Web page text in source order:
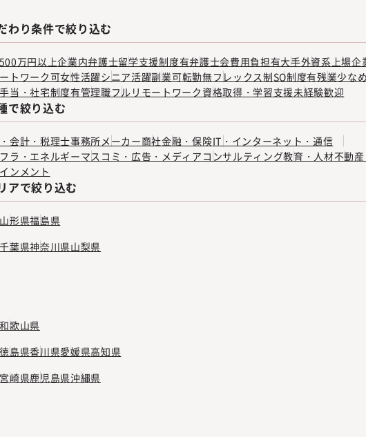
内部統制・ガバナンス体制の構築・運用全般取締役会・株主総会の事務局運営
最適化内部通報制度の整備・運用およびコンプライアンス違反発生時の有事対
含む、全社情報セキュリティ・個人情報保護体制の監督◆事業支援・コンプラ
労働者派遣法・職業安定法等の法改正を先読みした、事業モデルのアップデー
携した「攻めのコンプライアンス」研修の企画・統括全社的な法的リテラシー
制度の設計■組織構成メンバー2名（40代女性）【当ポジションの魅力】・代表
営判断に直結するリーガル判断に携わることが可能です。・上場前後の企業法務
めて市場価値の高いリーガルスキルを習得できます。・キャリアパス：成果に応
任者への昇格も可能です。
わり条件で絞り込む
万円以上企業内弁護士留学支援制度有弁護士会費用負担有大手外資系 上場企
トワーク可女性活躍シニア活躍副業可転勤無フレックス制SO制度有残業少なめ
当・社宅制度有管理職フルリモートワーク資格取得・学習支援未経験歓迎
で絞り込む
会計・税理士事務所メーカー商社金融・保険IT・インターネット・通信
ラ・エネルギーマスコミ・広告・メディア コンサルティング教育・人材不動
ンメント
アで絞り込む
山形県福島県
千葉県神奈川県山梨県
和歌山県
徳島県香川県愛媛県高知県
宮崎県鹿児島県沖縄県